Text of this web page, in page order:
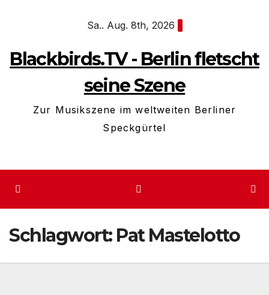
Sa.. Aug. 8th, 2026
Blackbirds.TV - Berlin fletscht
seine Szene
Zur Musikszene im weltweiten Berliner
Speckgürtel
Schlagwort: Pat Mastelotto